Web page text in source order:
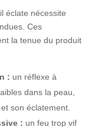
éclate nécessite
Ces
la tenue du produit
: un réflexe à
dans la peau,
son éclatement.
: un feu trop vif